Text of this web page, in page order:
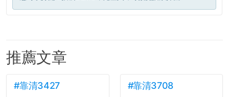
推薦文章
#靠清3427 #靠清3708